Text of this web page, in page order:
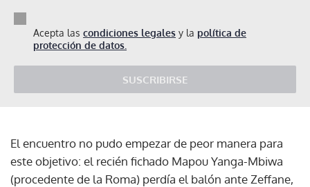
Acepta las condiciones legales y la política de
protección de datos.
SUSCRIBIRSE
El encuentro no pudo empezar de peor manera para
este objetivo: el recién fichado Mapou Yanga-Mbiwa
(procedente de la Roma) perdía el balón ante Zeffane,